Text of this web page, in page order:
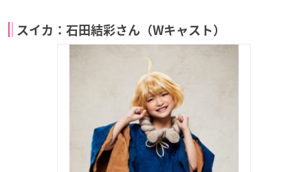
スイカ：石田結彩さん（Wキャスト）